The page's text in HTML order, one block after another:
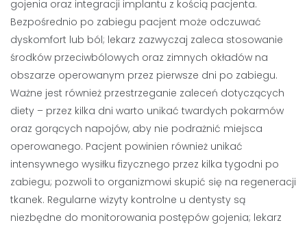
gojenia oraz integracji implantu z kością pacjenta.
Bezpośrednio po zabiegu pacjent może odczuwać
dyskomfort lub ból; lekarz zazwyczaj zaleca stosowanie
środków przeciwbólowych oraz zimnych okładów na
obszarze operowanym przez pierwsze dni po zabiegu.
Ważne jest również przestrzeganie zaleceń dotyczących
diety – przez kilka dni warto unikać twardych pokarmów
oraz gorących napojów, aby nie podrażnić miejsca
operowanego. Pacjent powinien również unikać
intensywnego wysiłku fizycznego przez kilka tygodni po
zabiegu; pozwoli to organizmowi skupić się na regeneracji
tkanek. Regularne wizyty kontrolne u dentysty są
niezbędne do monitorowania postępów gojenia; lekarz